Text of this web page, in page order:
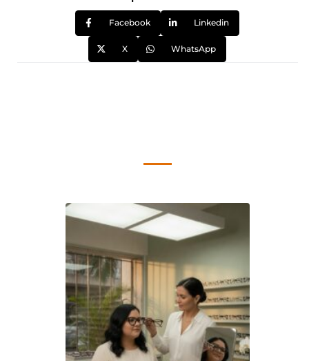
Facebook Linkedin
X WhatsApp